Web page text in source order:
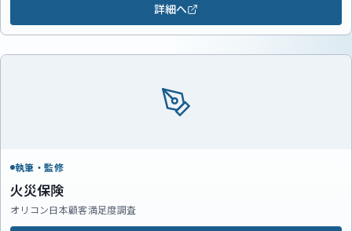
詳細へ
執筆・監修
火災保険
オリコン日本顧客満足度調査